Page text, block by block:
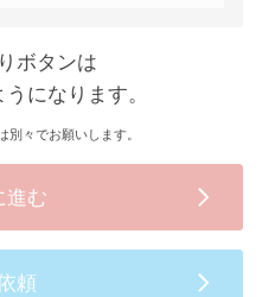
ボタンは
になります。
別々でお願いします。
進む
頼